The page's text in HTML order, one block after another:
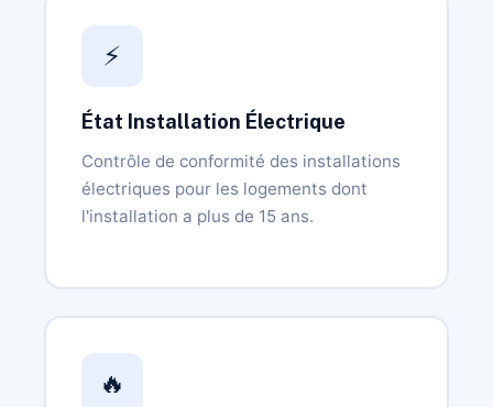
⚡
État Installation Électrique
Contrôle de conformité des installations
électriques pour les logements dont
l'installation a plus de 15 ans.
🔥